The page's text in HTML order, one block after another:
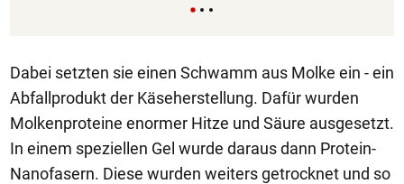
Dabei setzten sie einen Schwamm aus Molke ein - ein
Abfallprodukt der Käseherstellung. Dafür wurden
Molkenproteine enormer Hitze und Säure ausgesetzt.
In einem speziellen Gel wurde daraus dann Protein-
Nanofasern. Diese wurden weiters getrocknet und so